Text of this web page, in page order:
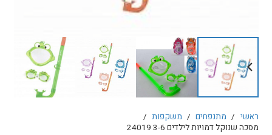
ראשי / מתנפחים / משקפות /
מסכה שנוקל דמויות לילדים 3-6 24019